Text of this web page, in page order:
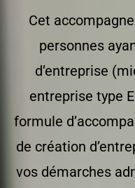
Cet
personnes
d’entreprise
entreprise type
formule
de création
vos démarches